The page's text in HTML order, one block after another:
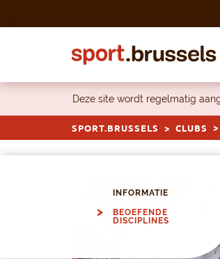
Deze site wordt regelmatig
SPORT.BRUSSELS CLUBS
INFORMATIE
BEOEFENDE
DISCIPLINES